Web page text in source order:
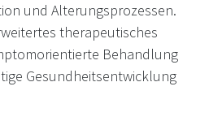
und Alterungsprozessen.
therapeutisches
Behandlung
Gesundheitsentwicklung